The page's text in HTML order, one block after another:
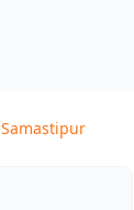
Samastipur